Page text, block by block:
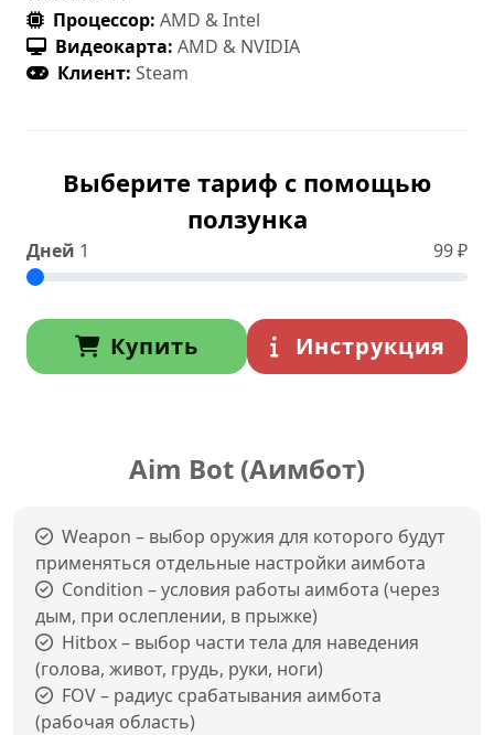
Процессор: AMD & Intel
Видеокарта: AMD & NVIDIA
Клиент: Steam
Выберите тариф с помощью
ползунка
Дней 1 99₽
Купить Инструкция
Aim Bot (Аимбот)
Weapon – выбор оружия для которого будут
применяться отдельные настройки аимбота
Condition – условия работы аимбота (через
дым, при ослеплении, в прыжке)
Hitbox – выбор части тела для наведения
(голова, живот, грудь, руки, ноги)
FOV – радиус срабатывания аимбота
(рабочая область)